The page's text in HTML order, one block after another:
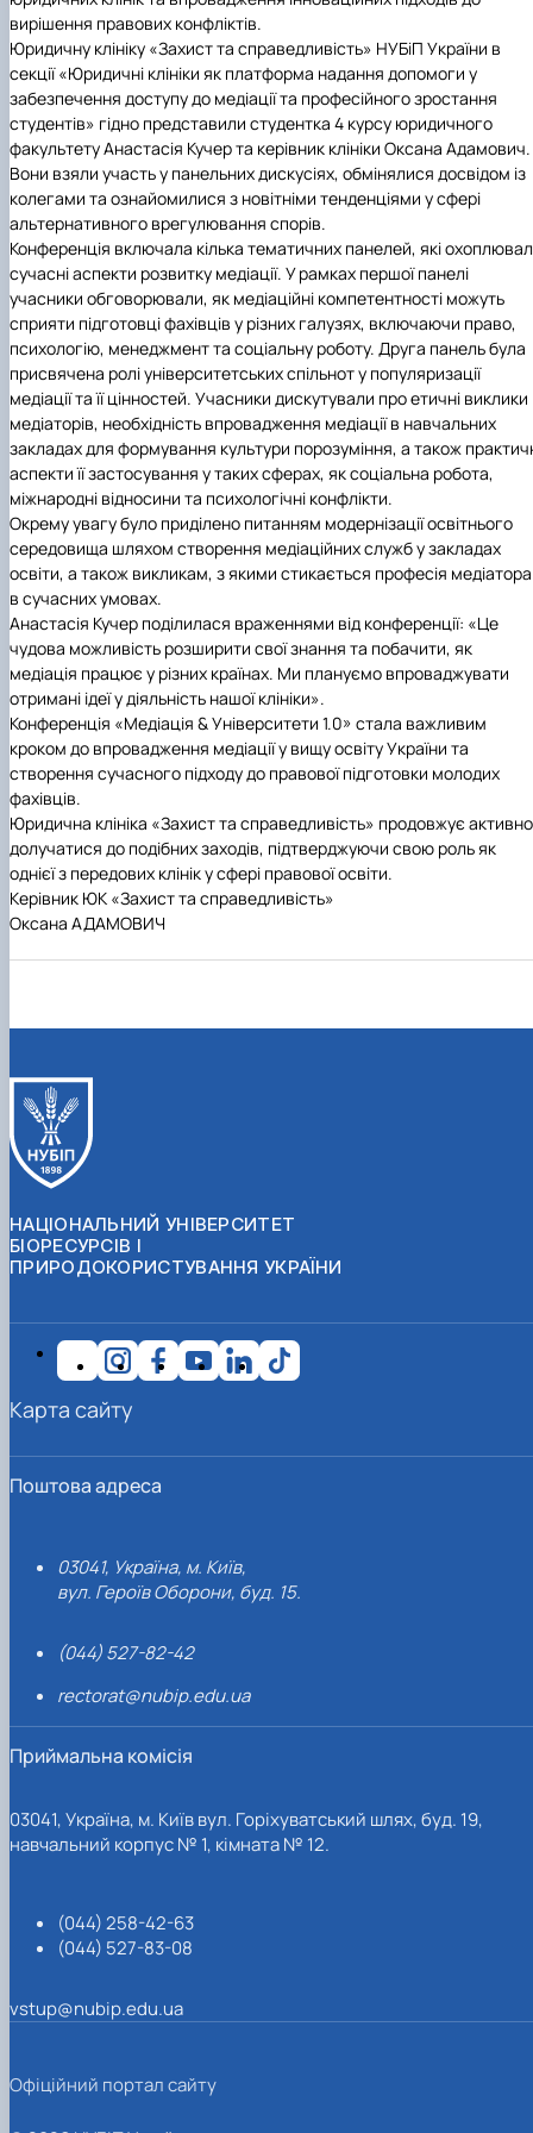
Центр вивчення мов
Військова освіта
Автошкола
IQ-простір
Профком студентів і аспірантів
Студентські ради гуртожитків
Оплата за навчання та проживання
Поселення до гуртожитків
Замовлення довідок
Їдальні та буфети
Студентські квитки
Ментальне здоров'я, безпека та довіра
Центр вивчення мов
Психологічна підтримка
Інклюзивне середовище
Рада молодих вчених
Наукові школи
Стартап школа НУБіП України
Методичні рекомендації, пам'ятки
Форми документів
Патентно-ліцензійна діяльність
ЦКНО «Агропромисловий комплекс, лісове і
садово-паркове господарство, ветеринарна
медицина»
Обладнання НУБіП України
Біоетична комісія
Наукові видання
Досліднику та автору
Звіт про проведення НТЗ
Наукові журнали НУБіП України
Наукові журнали НУБіП України (English)
Пам'ятка про проведення науково-
заходів
Порядок планування та організації
проведення НТЗ
Результати науково-технічних заходів
Монографії
Наука для бізнесу
Каталог наукових послуг
«SEB-2024»
«SEB-2025»
Наглядова рада
Рада роботодавців
Благодійний фонд «Голосіївська ініціатива
2020»
Історія університету
Видатні випускники та працівники
Звіт ректора
Пам'яті захисників України
Почесні доктори і професори НУБіП України
Пресслужба
Університетський кур'єр
Вибори ректора
Програма розвитку університету
ініціатива – 2025»
Доступ до публічної інформації
Державні закупівлі
Офіційна символіка
Антикорупційні заходи
Уповноважена особа з питань запобігання
виявлення корупції
Положення про антикорупційного
уповноваженого НУБіП України
Національні нормативно-правові акти
Нормативно-правові акти НУБіП України
Інформаційні ресурси НАЗК
Методичні роз’яснення НАЗК
Антикорупційні заходи
Гендерна радниця
Контактна інформація
вирішення правових конфліктів.
Юридичну клініку «Захист та справедливість» НУБіП України в
секції «Юридичні клініки як платформа надання допомоги у
забезпечення доступу до медіації та професійного зростання
студентів» гідно представили студентка 4 курсу юридичного
факультету Анастасія Кучер та керівник клініки Оксана Адамович.
Вони взяли участь у панельних дискусіях, обмінялися досвідом із
колегами та ознайомилися з новітніми тенденціями у сфері
альтернативного врегулювання спорів.
Конференція включала кілька тематичних панелей, які
сучасні аспекти розвитку медіації. У рамках першої панелі
учасники обговорювали, як медіаційні компетентності можуть
сприяти підготовці фахівців у різних галузях, включаючи право,
психологію, менеджмент та соціальну роботу. Друга панель була
присвячена ролі університетських спільнот у популяризації
медіації та її цінностей. Учасники дискутували про етичні виклики
медіаторів, необхідність впровадження медіації в навчальних
закладах для формування культури порозуміння, а також
аспекти її застосування у таких сферах, як соціальна робота,
міжнародні відносини та психологічні конфлікти.
Окрему увагу було приділено питанням модернізації освітнього
середовища шляхом створення медіаційних служб у закладах
освіти, а також викликам, з якими стикається професія медіатора
в сучасних умовах.
Анастасія Кучер поділилася враженнями від конференції: «Це
чудова можливість розширити свої знання та побачити, як
медіація працює у різних країнах. Ми плануємо впроваджувати
отримані ідеї у діяльність нашої клініки».
Конференція «Медіація & Університети 1.0» стала важливим
кроком до впровадження медіації у вищу освіту України та
створення сучасного підходу до правової підготовки молодих
фахівців.
Юридична клініка «Захист та справедливість» продовжує активно
долучатися до подібних заходів, підтверджуючи свою роль як
однієї з передових клінік у сфері правової освіти.
Керівник ЮК «Захист та справедливість»
Оксана АДАМОВИЧ
НАЦІОНАЛЬНИЙ УНІВЕРСИТЕТ
БІОРЕСУРСІВ І
ПРИРОДОКОРИСТУВАННЯ УКРАЇНИ
Поштова адреса
03041, Україна, м. Київ,
вул. Героїв Оборони, буд. 15.
(044) 527-82-42
rectorat@nubip.edu.ua
Приймальна комісія
03041, Україна, м. Київ вул. Горіхуватський шлях, буд. 19,
навчальний корпус № 1, кімната № 12.
(044) 258-42-63
(044) 527-83-08
vstup@nubip.edu.ua
Карта сайту
Офіційний портал сайту